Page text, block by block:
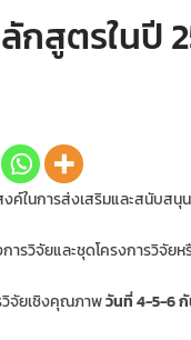
สูตรในปี
การส่งเสริมและสนับสนุน
ยและชุดโครงการวิจัยหรื
ยเชิงคุณภาพวันที่ 4-5-6 กั